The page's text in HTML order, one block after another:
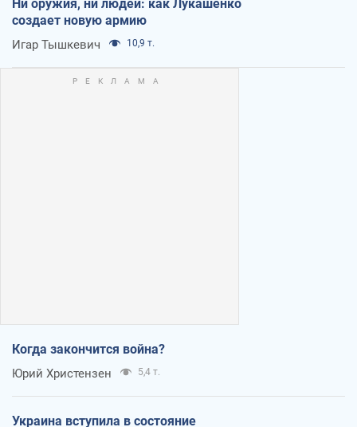
Ни оружия, ни людей: как Лукашенко
создает новую армию
Игар Тышкевич 10,9 т.
Когда закончится война?
Юрий Христензен 5,4 т.
Украина вступила в состояние